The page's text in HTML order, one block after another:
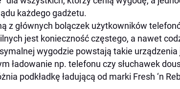
ZAWSZE MASZ ZASILANIE
JEST HACZYK!
NACISNIJ PRZYCISK
WYJĄTKOWY I PIĘKNY
ZABEZPIECZONY
TRYB GŁOŚNOMÓWIĄCY
każdego gadżetu.
z głównych bolączek użytkowników
jest konieczność częstego, a nawet
wygodzie powstają takie urządzenia
ładowanie np. telefonu czy słuchawek
podkładkę ładującą od marki Fresh ‘n